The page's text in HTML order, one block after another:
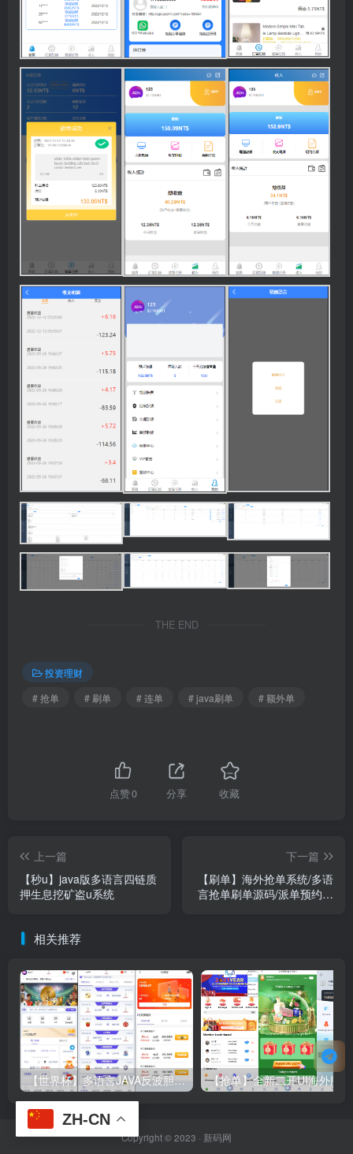
THE END
投资理财
# 抢单
# 刷单 # 连单 # java刷单 # 额外单
点赞0 分享 收藏
上一篇
【秒u】java版多语言四链质
押生息挖矿盗u系统
下一篇
【刷单】海外抢单系统/多语
言抢单刷单源码/派单预约派
相关推荐
【世界杯】多语言JAVA反波胆/红利宝/进球乐+裂变+VIP+代理/全开源
Copyright © 2023 · 新码网
ZH-CN